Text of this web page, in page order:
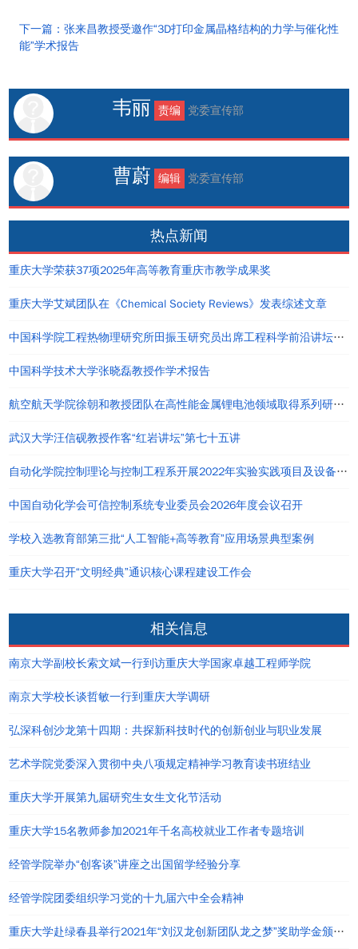
下一篇：张来昌教授受邀作“3D打印金属晶格结构的力学与催化性
能”学术报告
韦丽 责编 党委宣传部
曹蔚 编辑 党委宣传部
热点新闻
重庆大学荣获37项2025年高等教育重庆市教学成果奖
重庆大学艾斌团队在《Chemical Society Reviews》发表综述文章
中国科学院工程热物理研究所田振玉研究员出席工程科学前沿讲坛并作报告
中国科学技术大学张晓磊教授作学术报告
航空航天学院徐朝和教授团队在高性能金属锂电池领域取得系列研究进展
武汉大学汪信砚教授作客“红岩讲坛”第七十五讲
自动化学院控制理论与控制工程系开展2022年实验实践项目及设备建设规划会
中国自动化学会可信控制系统专业委员会2026年度会议召开
学校入选教育部第三批“人工智能+高等教育”应用场景典型案例
重庆大学召开“文明经典”通识核心课程建设工作会
相关信息
南京大学副校长索文斌一行到访重庆大学国家卓越工程师学院
南京大学校长谈哲敏一行到重庆大学调研
弘深科创沙龙第十四期：共探新科技时代的创新创业与职业发展
艺术学院党委深入贯彻中央八项规定精神学习教育读书班结业
重庆大学开展第九届研究生女生文化节活动
重庆大学15名教师参加2021年千名高校就业工作者专题培训
经管学院举办“创客谈”讲座之出国留学经验分享
经管学院团委组织学习党的十九届六中全会精神
重庆大学赴绿春县举行2021年“刘汉龙创新团队龙之梦”奖助学金颁发仪式